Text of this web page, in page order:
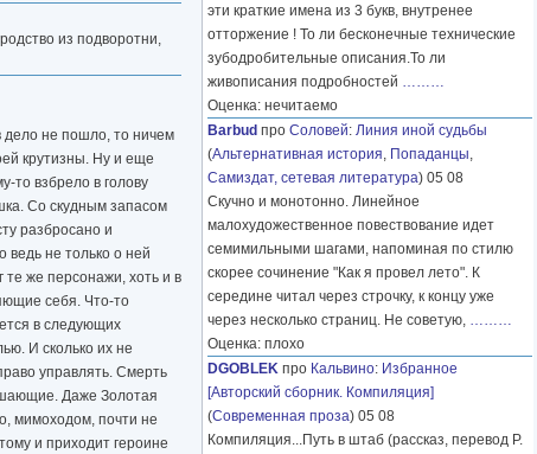
из подворотни,
дело не пошло, то ничем
крутизны. Ну и еще
то взбрело в голову
Со скудным запасом
разбросано и
ведь не только о ней
те же персонажи, хоть и в
себя. Что-то
в следующих
И сколько их не
управлять. Смерть
Даже Золотая
мимоходом, почти не
и приходит героине
эти краткие имена из 3 букв, внутренее
отторжение ! То ли бесконечные технические
зубодробительные описания.То ли
живописания подробностей ………
Оценка: нечитаемо
Barbud про Соловей: Линия иной судьбы
(Альтернативная история, Попаданцы,
Самиздат, сетевая литература) 05 08
Скучно и монотонно. Линейное
малохудожественное повествование идет
семимильными шагами, напоминая по стилю
скорее сочинение "Как я провел лето". К
середине читал через строчку, к концу уже
через несколько страниц. Не советую, ………
Оценка: плохо
DGOBLEK про Кальвино: Избранное
[Авторский сборник. Компиляция]
(Современная проза) 05 08
Компиляция...Путь в штаб (рассказ, перевод Р.